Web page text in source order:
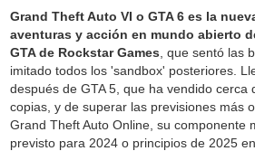
Grand Theft Auto VI o GTA 6 es la
aventuras y acción en mundo abierto
GTA de Rockstar Games , que sentó las
imitado todos los 'sandbox' posteriores.
después de GTA 5, que ha vendido cerca
copias, y de superar las previsiones más
Grand Theft Auto Online, su componente
previsto para 2024 o principios de 2025